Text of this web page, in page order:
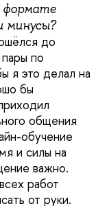
формате
минусы?
до
по
я это делал на
бы
общения
обучение
и силы на
важно.
работ
от руки.